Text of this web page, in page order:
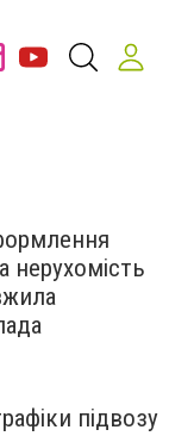
нерухомість
підвозу